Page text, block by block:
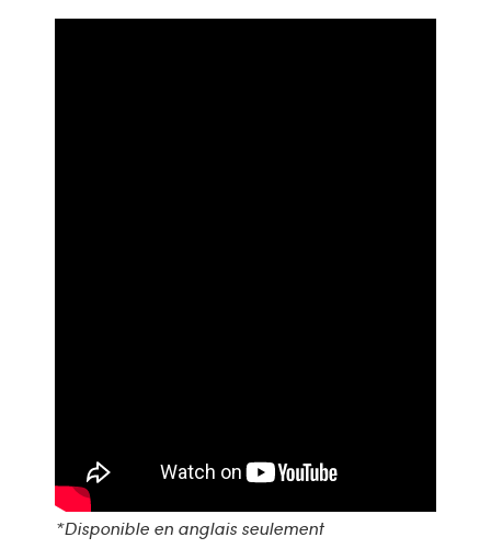
*Disponible en anglais seulement